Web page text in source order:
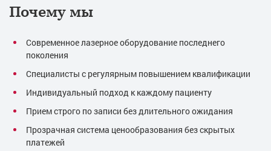
Почему мы
Современное лазерное оборудование последнего
поколения
Специалисты с регулярным повышением квалификации
Индивидуальный подход к каждому пациенту
Прием строго по записи без длительного ожидания
Прозрачная система ценообразования без скрытых
платежей